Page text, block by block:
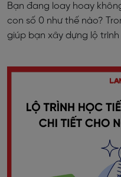
Bạn đang loay hoay
con số 0 như thế nào?
giúp bạn xây dựng lộ